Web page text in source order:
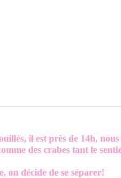
il est près de 14h,
des crabes tant le
on décide de se séparer!